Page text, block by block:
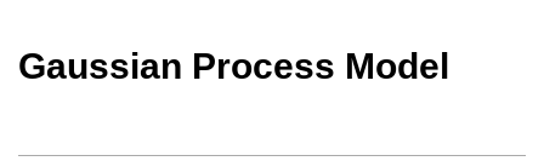
Gaussian Process Model